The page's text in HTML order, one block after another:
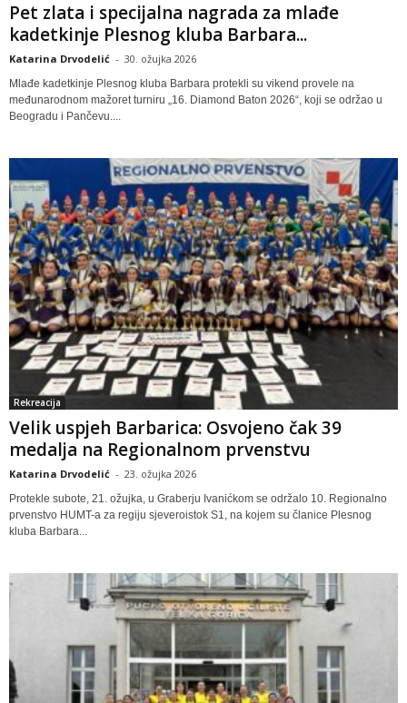
Pet zlata i specijalna nagrada za mlađe
kadetkinje Plesnog kluba Barbara...
Katarina Drvodelić - 30. ožujka 2026
Mlađe kadetkinje Plesnog kluba Barbara protekli su vikend provele na
međunarodnom mažoret turniru „16. Diamond Baton 2026“, koji se održao u
Beogradu i Pančevu....
Rekreacija
Velik uspjeh Barbarica: Osvojeno čak 39
medalja na Regionalnom prvenstvu
Katarina Drvodelić - 23. ožujka 2026
Protekle subote, 21. ožujka, u Graberju Ivanićkom se održalo 10. Regionalno
prvenstvo HUMT-a za regiju sjeveroistok S1, na kojem su članice Plesnog
kluba Barbara...